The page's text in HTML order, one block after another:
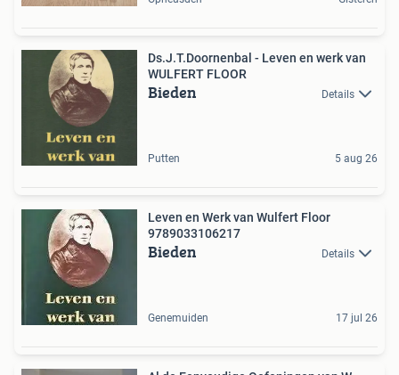
Ds.J.T.Doornenbal - Leven en werk van
WULFERT FLOOR
Bieden Details
Putten 5 aug 26
Leven en Werk van Wulfert Floor
9789033106217
Bieden Details
Genemuiden 17 jul 26